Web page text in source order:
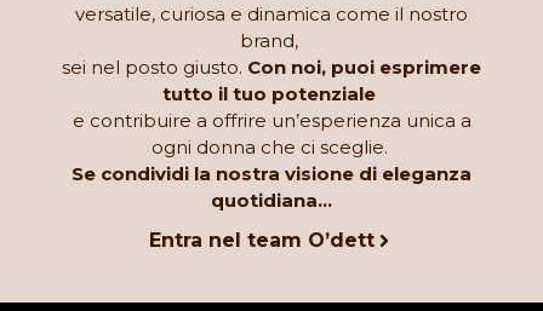
versatile, curiosa e dinamica come il nostro
brand,
sei nel posto giusto. Con noi, puoi esprimere
tutto il tuo potenziale
e contribuire a offrire un’esperienza unica a
ogni donna che ci sceglie.
Se condividi la nostra visione di eleganza
quotidiana…
Entra nel team O’dett